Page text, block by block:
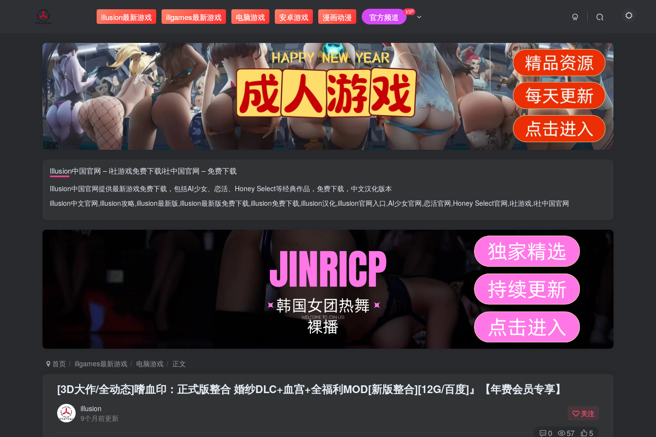
illusion最新游戏 illgames最新游戏 电脑游戏 安卓游戏 漫画动漫 官方频道
VIP
Illusion中国官网 – i社游戏免费下载i社中国官网 – 免费下载
Illusion中国官网提供最新游戏免费下载，包括AI少女、 恋活、 Honey Select等经典作品，免费下载，中文汉化版本
illusion中文官网,illusion攻略,illusion最新版,illusion最新版免费下载,illusion免费下载,illusion汉化,illusion官网入口,AI少女官网,恋活官网,Honey Select官网,i社游戏,i社中国官网
首页 illgames最新游戏 电脑游戏 正文
[3D大作/全动态]嗜血印：正式版整合 婚纱DLC+血宫+全福利MOD[新版整合][12G/百度]』【年费会员专享】
illusion
9个月前更新
关注
0 57 5